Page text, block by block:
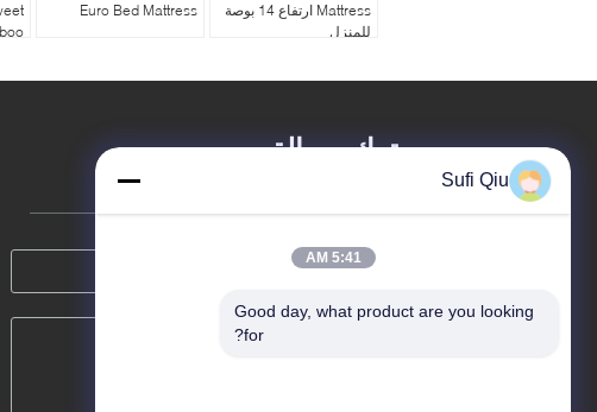
Euro Bed Mattress
Mattress ارتفاع 14 بوصة
للمنزل
ترك رسالة
Sufi Qiu
5:41 AM
Good day, what product are you looking
for?